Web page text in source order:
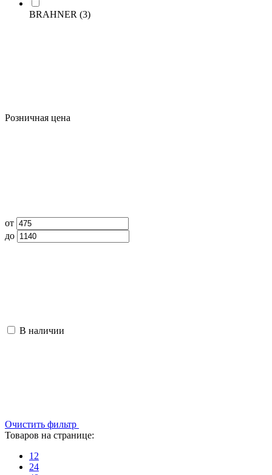
BRAHNER (3)
Розничная цена
от
до
В наличии
Очистить фильтр
Товаров на странице:
12
24